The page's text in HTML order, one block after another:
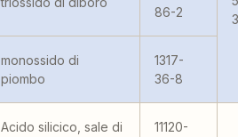
86-2
monossido di
piombo
1317-
36-8
Acido silicico, sale di
11120-